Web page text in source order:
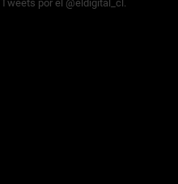
Tweets por el @eldigital_cl.